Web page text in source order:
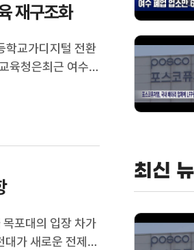
재구조화
학교가디지털 전환
육청은최근 여수산
고 밝혔습니다.석
포대의 입장 차가
가 새로운 전제조
최신